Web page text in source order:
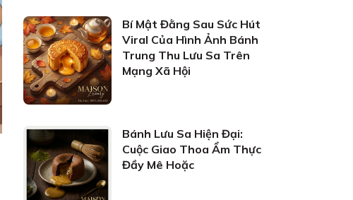
Bí Mật Đằng Sau Sức Hút
Viral Của Hình Ảnh Bánh
Trung Thu Lưu Sa Trên
Mạng Xã Hội
Bánh Lưu Sa Hiện Đại:
Cuộc Giao Thoa Ẩm Thực
Đầy Mê Hoặc